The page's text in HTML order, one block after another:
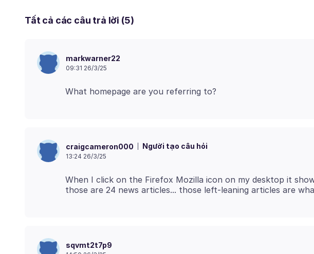
Tất cả các câu trả lời (5)
markwarner22
09:31 26/3/25
craigcameron000 Người tạo câu hỏi
13:24 26/3/25
When I click on the Firefox Mozilla icon on my desktop it
sqvmt2t7p9